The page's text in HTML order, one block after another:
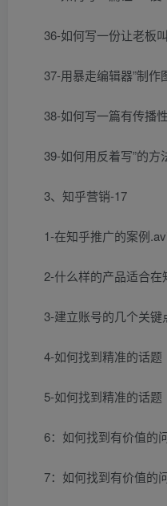
36-如何写一份让老板
37-用暴走编辑器”制
38-如何写一篇有传播
39-如何用反着写”的
3、知乎营销-17
1-在知乎推广的案例
2-什么样的产品适合在
3-建立账号的几个关键
4-如何找到精准的话题
5-如何找到精准的话题
6：如何找到有价值的
7：如何找到有价值的